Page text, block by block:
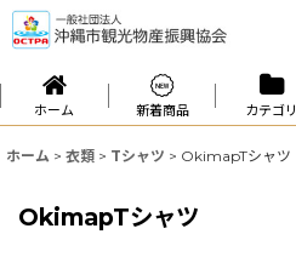
ホーム 新着商品 カテゴリ
ホーム > 衣類 > Tシャツ > OkimapTシャツ
OkimapTシャツ